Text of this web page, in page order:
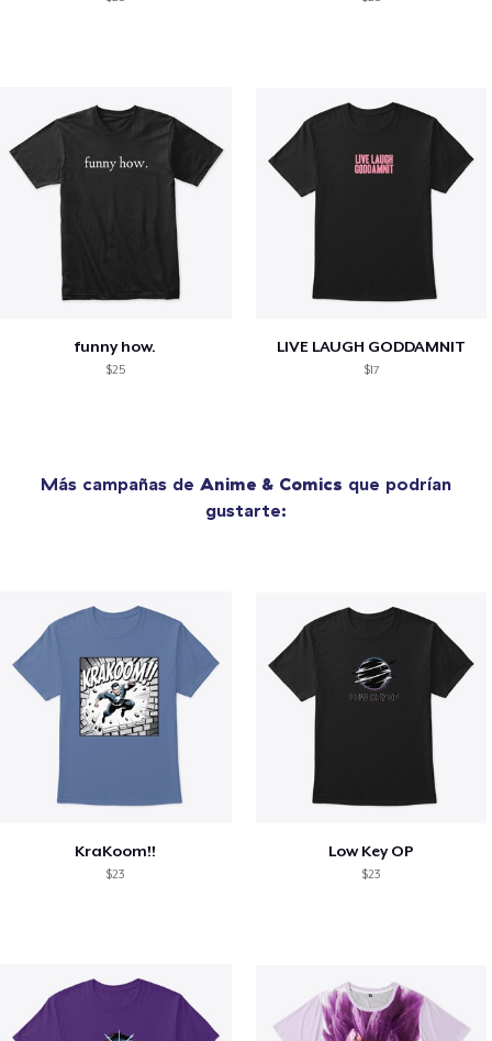
funny how.
$25
LIVE LAUGH GODDAMNIT
$17
Más campañas de Anime & Comics que podrían
gustarte:
KraKoom!!
$23
Low Key OP
$23